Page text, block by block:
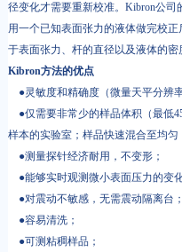
径变化才需要重新校准。Kibron公司
用一个已知表面张力的液体做完校
于表面张力、杆的直径以及液体的密
Kibron方法的优点
●灵敏度和精确度（微量天平分辨
●仅需要非常少的样品体积（最低
样本的实验室；样品快速混合至均匀
●测量探针经济耐用，不变形；
●能够实时观测微小表面压力的变
●对震动不敏感，无需震动隔离台；
●容易清洗；
●可测粘稠样品；